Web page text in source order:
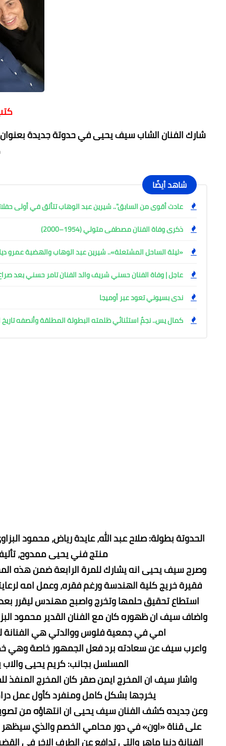
شاهد أيضًا
عادت أقوى من السابق".. شيرين عبد الوهاب تتألق في أولى
ذكرى وفاة الفنان مصطفى متولي (1954–2000)
«ليلة الساحل المشتعلة».. شيرين عبد الوهاب والهضبة عمرو
عاجل | وفاة الفنان حسني شريف والد الفنان تامر حسني بعد
ندى بسيوني تعود عبر أوميجا
كمال يس.. نجمٌ استثنائي ظلمته البطولة المطلقة وأنصفه تاريخ
منتج فني يحيى ممدوح،
استطاع تحقيق حلمها وتخرج واصبح مهندس ليقرر
امي في جمعية فلوس ووالدتي هي الفنانة
المسلسل بجانب: كريم يحيى
يخرجها بشكل كامل ومنفرد كأول عمل